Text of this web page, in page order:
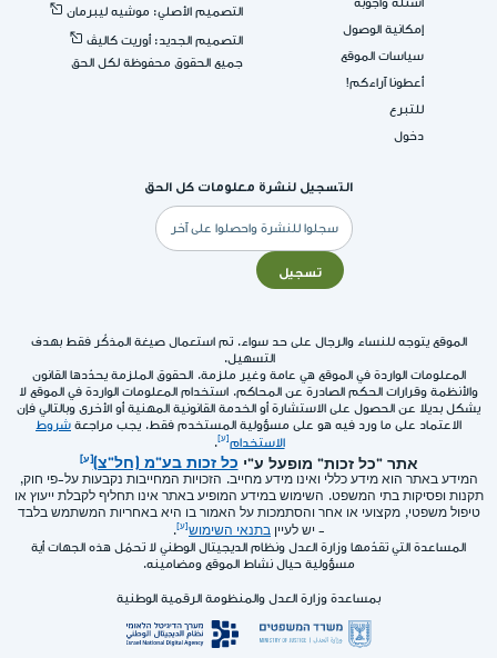
إمكانية الوصول
سياسات الموقع
أعطونا آراءكم!
للتبرع
دخول
التصميم الأصلي: موشيه ليبرمان
التصميم الجديد: أوريت كاليڤ
جميع الحقوق محفوظة لكل الحق
التسجيل لنشرة معلومات كل الحق
البريد
الإلكتروني
تسجيل
الموقع يتوجه للنساء والرجال على حد سواء. تم استعمال صيغة المذكّر فقط بهدف
التسهيل.
المعلومات الواردة في الموقع هي عامة وغير ملزمة. الحقوق الملزمة يحدّدها القانون
والأنظمة وقرارات الحكم الصادرة عن المحاكم. استخدام المعلومات الواردة في الموقع لا
يشكل بديلا عن الحصول على الاستشارة أو الخدمة القانونية المهنية أو الأخرى وبالتالي فإن
الاعتماد على ما ورد فيه هو على مسؤولية المستخدم فقط. يجب مراجعة شروط
الاستخدام
.
אתר "כל זכות" מופעל ע"י כל זכות בע"מ (חל"צ)
המידע באתר הוא מידע כללי ואינו מידע מחייב. הזכויות המחייבות נקבעות על-פי חוק,
תקנות ופסיקות בתי המשפט. השימוש במידע המופיע באתר אינו תחליף לקבלת ייעוץ או
טיפול משפטי, מקצועי או אחר והסתמכות על האמור בו היא באחריות המשתמש בלבד
- יש לעיין בתנאי השימוש
.
المساعدة التي تقدّمها وزارة العدل ونظام الديجيتال الوطني لا تحمّل هذه الجهات أية
مسؤولية حيال نشاط الموقع ومضامينه.
بمساعدة وزارة العدل والمنظومة الرقمية الوطنية